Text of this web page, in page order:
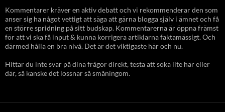
Kommentarer kräver en aktiv debatt och vi rekommenderar den som
anser sig ha något vettigt att säga att gärna blogga själv i ämnet och få
en större spridning på sitt budskap. Kommentarerna är öppna främst
för att vi ska få input & kunna korrigera artiklarna faktamässigt. Och
därmed hålla en bra nivå. Det är det viktigaste här och nu.
Hittar du inte svar på dina frågor direkt, testa att söka lite här eller
där, så kanske det lossnar så småningom.